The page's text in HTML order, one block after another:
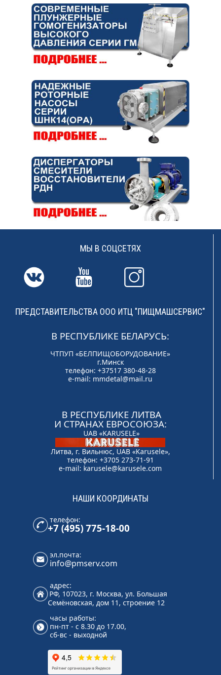
МЫ В СОЦСЕТЯХ
ПРЕДСТАВИТЕЛЬСТВА ООО ИТЦ "ПИЩМАШСЕРВИС"
В РЕСПУБЛИКЕ БЕЛАРУСЬ:
ЧТПУП «БЕЛПИЩОБОРУДОВАНИЕ»
г.Минск
телефон: +37517 380-48-28
e-mail: mmdetal@mail.ru
В РЕСПУБЛИКЕ ЛИТВА
И СТРАНАХ ЕВРОСОЮЗА:
UAB «KARUSELE»
Литва, г. Вильнюс, UAB «Karusele»,
телефон: +3705 273-71-91
e-mail: karusele@karusele.com
НАШИ КООРДИНАТЫ
телефон:
+7 (495) 775-18-00
эл.почта:
info@pmserv.com
адрес:
РФ, 107023, г. Москва, ул. Большая
Семёновская, дом 11, строение 12
часы работы:
пн-пт - с 8.30 до 17.00,
сб-вс - выходной